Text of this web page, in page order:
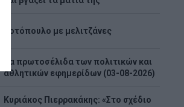
Κοτόπουλο με μελιτζάνες
Τα πρωτοσέλιδα των πολιτικών και
αθλητικών εφημερίδων (03-08-2026)
Κυριάκος Πιερρακάκης: «Στο σχέδιο